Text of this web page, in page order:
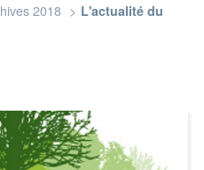
2018
L'actualité du